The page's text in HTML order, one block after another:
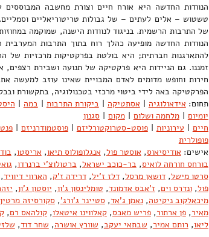
הנוודות החדשה היא אורח חיים וצורת מחשבה
טשטוש – אלים לעתים – של גבולות טריטוריאליים
של התרבות הרשמית. בניגוד לנוודות הישנה, שמוקמה
הנוודות החדשה מופיעה כהלך רוח בתוך התרבות
להתארגנות חברתית; היא בולטת בפרקטיקות מרכזיות של
זמננו. גם הניידות היא פרקטיקה של תנועה ושבירת
חירות וחופש מדומים לאדם המבויית שאינו עוזב למעשה
הפרקטיקה באה לידי ביטוי מרכזי בטכנולוגיה, בתקשורת
תחום: אידאולוגיה | אסתטיקה | ביקורת התרבות | במה |
יומיום | מלחמה ושלום | מקום | סגנון
חיים | עירוניות | פוסט-סטרוקטורליזם | פוסטמודרניזם |
פופולרית
אישים: אודיסיאוס, אוסטר פול, אנגלופולוס תיאו, אריסטו,
בורחס חורחה לואיס,בר-כוכב ישראל,ברטולוצ'י ברנרדו,
סרטו מישל,דושאן מרסל,דלז ז'יל,דרידה ז'ק, הארווי דיוויד,
פול,ונדרס וים,ז'אבס אדמונד, טומלינסון ג'ון, יוסטון ג'ון,
מיכאלקוב ניקיטה,נאמן ג'אד,סטיינר ג'ורג',סקורסיזה מרטין
מאיר,פן ארתור,פריש מאכס,קאלווינו איטאלו,קולהאס רם,
ליאו, רותם אמיר, שבתאי יעקב, שוורץ אושרה, שחר דוד,